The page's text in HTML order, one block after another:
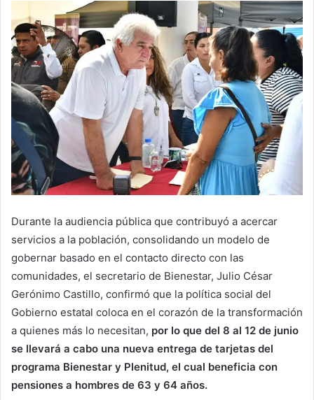
Durante la audiencia pública que contribuyó a acercar
servicios a la población, consolidando un modelo de
gobernar basado en el contacto directo con las
comunidades, el secretario de Bienestar, Julio César
Gerónimo Castillo, confirmó que la política social del
Gobierno estatal coloca en el corazón de la transformación
a quienes más lo necesitan, por lo que del 8 al 12 de junio
se llevará a cabo una nueva entrega de tarjetas del
programa Bienestar y Plenitud, el cual beneficia con
pensiones a hombres de 63 y 64 años.